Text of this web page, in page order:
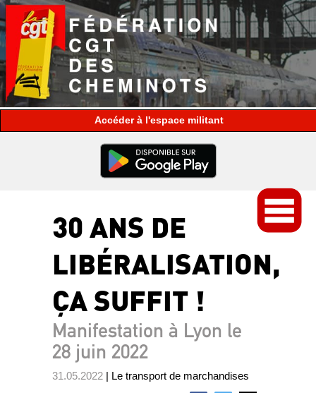
espace militant
30 ANS DE
LIBÉRALISATION,
ÇA SUFFIT !
Manifestation à Lyon le
28 juin 2022
31.05.2022 | Le transport de marchandises